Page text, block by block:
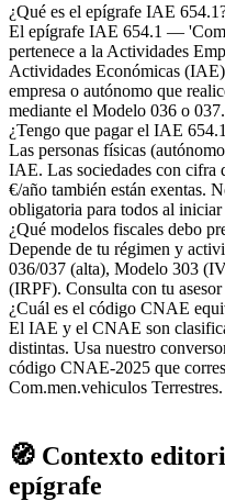
¿Qué es el epígrafe IAE
El epígrafe IAE 654.1 —
pertenece a la Actividades
Actividades Económicas
empresa o autónomo que
mediante el Modelo 036 o 037.
¿Tengo que pagar el IAE
Las personas físicas
IAE. Las sociedades con cifra
€/año también están exentas.
obligatoria para todos al
¿Qué modelos fiscales debo
Depende de tu régimen y
036/037 (alta), Modelo 303
(IRPF). Consulta con tu
¿Cuál es el código CNAE
El IAE y el CNAE son
distintas. Usa nuestro
código CNAE-2025 que
Com.men.vehiculos Terrestres.
🧭 Contexto
epígrafe